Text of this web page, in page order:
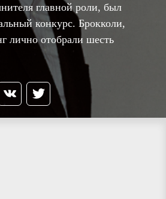
главной роли, был
конкурс. Брокколи,
лично отобрали шесть